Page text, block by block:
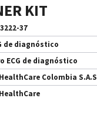
KIT
37
de diagnóstico
ECG de diagnóstico
Colombia S.A.S